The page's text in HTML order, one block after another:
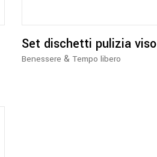
Set dischetti pulizia viso
Benessere &Tempo libero